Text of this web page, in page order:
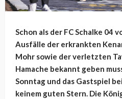
Schon als der FC Schalke 04
Ausfälle der erkrankten
Mohr sowie der verletzten
Hamache bekannt geben
Sonntag und das Gastspiel
keinem guten Stern. Die